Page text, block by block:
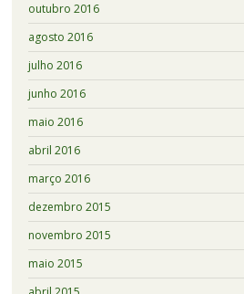
outubro 2016
agosto 2016
julho 2016
junho 2016
maio 2016
abril 2016
março 2016
dezembro 2015
novembro 2015
maio 2015